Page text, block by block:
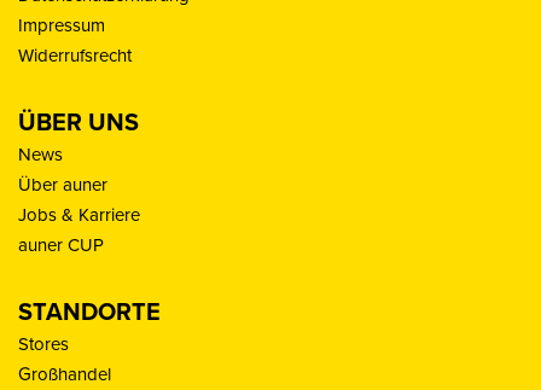
Impressum
Widerrufsrecht
ÜBER UNS
News
Über auner
Jobs & Karriere
auner CUP
STANDORTE
Stores
Großhandel